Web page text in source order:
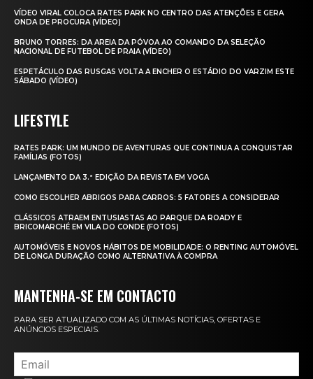
VÍDEO VIRAL COLOCA RATES PARK NO CENTRO DAS ATENÇÕES E GERA
ONDA DE PROCURA (VÍDEO)
BRUNO TORRES: DA AREIA DA PÓVOA AO COMANDO DA SELEÇÃO
NACIONAL DE FUTEBOL DE PRAIA (VÍDEO)
ESPETÁCULO DAS RUSGAS VOLTA A ENCHER O ESTÁDIO DO VARZIM ESTE
SÁBADO (VÍDEO)
LIFESTYLE
RATES PARK: UM MUNDO DE AVENTURAS QUE CONTINUA A CONQUISTAR
FAMÍLIAS (FOTOS)
LANÇAMENTO DA 3.ª EDIÇÃO DA REVISTA EM VOGA
COMO ESCOLHER ABRIGOS PARA CARROS: 5 FATORES A CONSIDERAR
CLÁSSICOS ATRAEM ENTUSIASTAS AO PARQUE DA ROADY E
BRICOMARCHÉ EM VILA DO CONDE (FOTOS)
AUTOMÓVEIS E NOVOS HÁBITOS DE MOBILIDADE: O RENTING AUTOMÓVEL
DE LONGA DURAÇÃO COMO ALTERNATIVA À COMPRA
MANTENHA-SE EM CONTACTO
PARA SER ATUALIZADO COM AS ÚLTIMAS NOTÍCIAS, OFERTAS E
ANÚNCIOS ESPECIAIS.